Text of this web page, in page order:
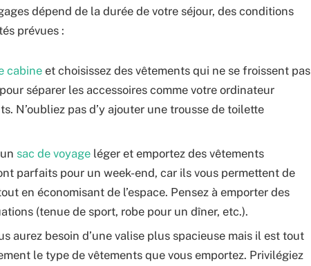
dépend de la durée de votre séjour, des conditions
prévues :
cabineet choisissez des vêtements qui ne se froissent pas
séparer les accessoires comme votre ordinateur
N’oubliez pas d’y ajouter une trousse de toilette
sac de voyage léger et emportez des vêtements
parfaits pour un week-end, car ils vous permettent de
en économisant de l’espace. Pensez à emporter des
(tenue de sport, robe pour un dîner, etc.).
aurez besoin d’une valise plus spacieuse mais il est tout
le type de vêtements que vous emportez. Privilégiez